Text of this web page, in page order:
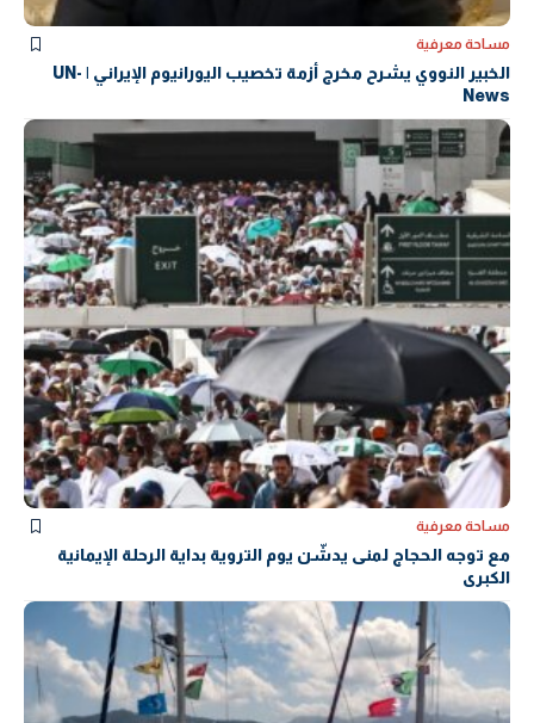
مساحة معرفية
الخبير النووي يشرح مخرج أزمة تخصيب اليورانيوم الإيراني | UN-
News
مساحة معرفية
مع توجه الحجاج لمنى يدشّن يوم التروية بداية الرحلة الإيمانية
الكبرى